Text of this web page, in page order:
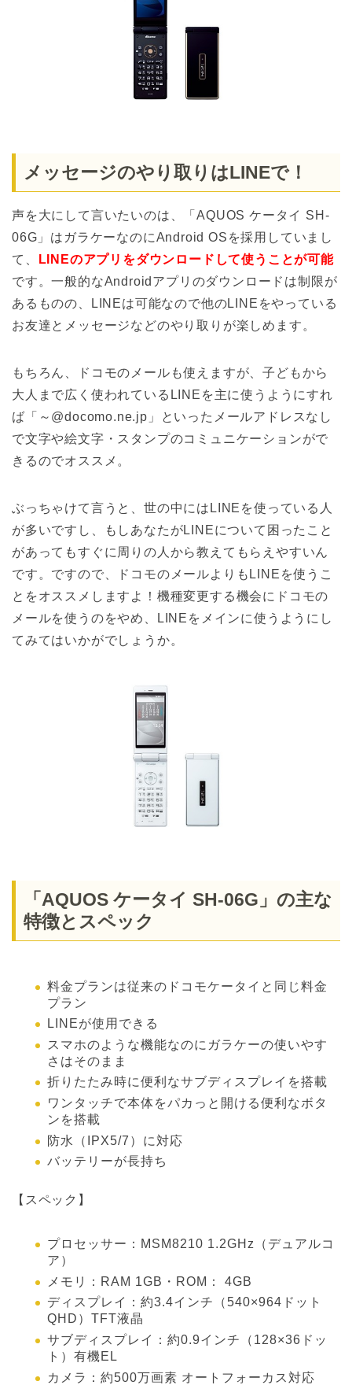
メッセージのやり取りはLINEで！
声を大にして言いたいのは、「AQUOS ケータイ SH-
06G」はガラケーなのにAndroid OSを採用していまし
て、
LINEのアプリをダウンロードして使うことが可能
です。一般的なAndroidアプリのダウンロードは制限が
あるものの、LINEは可能なので他のLINEをやっている
お友達とメッセージなどのやり取りが楽しめます。
もちろん、ドコモのメールも使えますが、子どもから
大人まで広く使われているLINEを主に使うようにすれ
ば「～@docomo.ne.jp」といったメールアドレスなし
で文字や絵文字・スタンプのコミュニケーションがで
きるのでオススメ。
ぶっちゃけて言うと、世の中にはLINEを使っている人
が多いですし、もしあなたがLINEについて困ったこと
があってもすぐに周りの人から教えてもらえやすいん
です。ですので、ドコモのメールよりもLINEを使うこ
とをオススメしますよ！機種変更する機会にドコモの
メールを使うのをやめ、LINEをメインに使うようにし
てみてはいかがでしょうか。
「AQUOS ケータイ SH-06G」の主な
特徴とスペック
料金プランは従来のドコモケータイと同じ料金
プラン
LINEが使用できる
スマホのような機能なのにガラケーの使いやす
さはそのまま
折りたたみ時に便利なサブディスプレイを搭載
ワンタッチで本体をパカっと開ける便利なボタ
ンを搭載
防水（IPX5/7）に対応
バッテリーが長持ち
【スペック】
プロセッサー：MSM8210 1.2GHz（デュアルコ
ア）
メモリ：RAM 1GB・ROM： 4GB
ディスプレイ：約3.4インチ（540×964ドット
QHD）TFT液晶
サブディスプレイ：約0.9インチ（128×36ドッ
ト）有機EL
カメラ：約500万画素 オートフォーカス対応